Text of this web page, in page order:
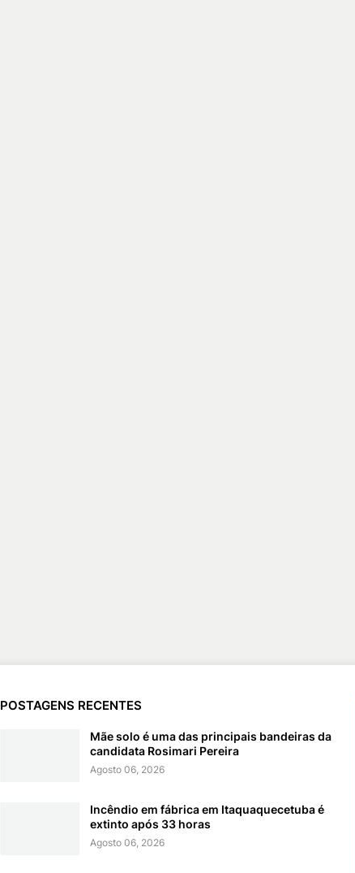
POSTAGENS RECENTES
Mãe solo é uma das principais bandeiras da
candidata Rosimari Pereira
Agosto 06, 2026
Incêndio em fábrica em Itaquaquecetuba é
extinto após 33 horas
Agosto 06, 2026